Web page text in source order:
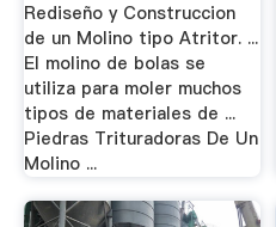
Rediseño y Construccion
de un Molino tipo Atritor. ...
El molino de bolas se
utiliza para moler muchos
tipos de materiales de ...
Piedras Trituradoras De Un
Molino ...